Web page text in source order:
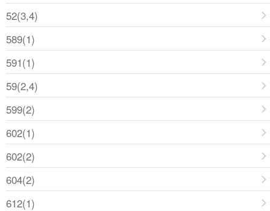
52(3,4)
589(1)
591(1)
59(2,4)
599(2)
602(1)
602(2)
604(2)
612(1)